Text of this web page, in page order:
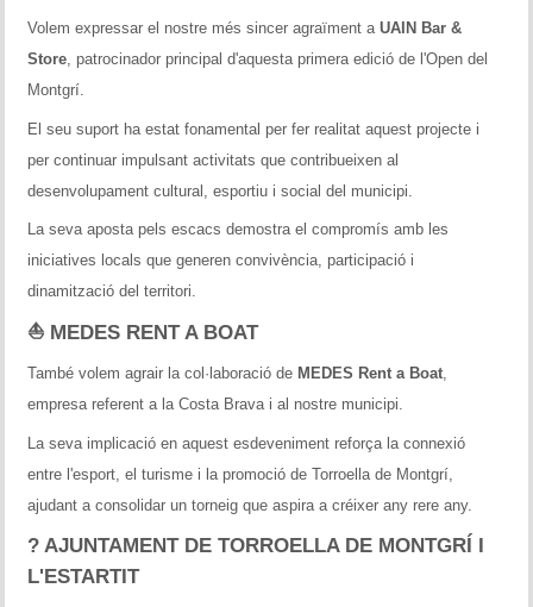
Volem expressar el nostre més sincer agraïment a UAIN Bar &
Store, patrocinador principal d'aquesta primera edició de l'Open del
Montgrí.
El seu suport ha estat fonamental per fer realitat aquest projecte i
per continuar impulsant activitats que contribueixen al
desenvolupament cultural, esportiu i social del municipi.
La seva aposta pels escacs demostra el compromís amb les
iniciatives locals que generen convivència, participació i
dinamització del territori.
⛵ MEDES RENT A BOAT
També volem agrair la col·laboració de MEDES Rent a Boat,
empresa referent a la Costa Brava i al nostre municipi.
La seva implicació en aquest esdeveniment reforça la connexió
entre l'esport, el turisme i la promoció de Torroella de Montgrí,
ajudant a consolidar un torneig que aspira a créixer any rere any.
?️ AJUNTAMENT DE TORROELLA DE MONTGRÍ I
L'ESTARTIT